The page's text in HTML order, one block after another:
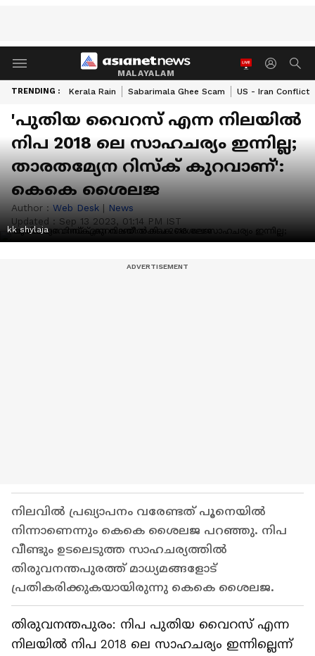
MALAYALAM
TRENDING : Kerala Rain Sabarimala Ghee Scam US - Iran Conflict
'പുതിയ വൈറസ് എന്ന നിലയിൽ
നിപ 2018 ലെ സാഹചര്യം ഇന്നില്ല;
താരതമ്യേന റിസ്ക് കുറവാണ്':
കെകെ ശൈലജ
Author : Web Desk | News
Updated : Sep 13 2023, 01:14 PM IST
kk shylaja
നിലവിൽ പ്രഖ്യാപനം വരേണ്ടത് പൂനെയിൽ
നിന്നാണെന്നും കെകെ ശൈലജ പറഞ്ഞു. നിപ
വീണ്ടും ഉടലെടുത്ത സാഹചര്യത്തിൽ
തിരുവനന്തപുരത്ത് മാധ്യമങ്ങളോട്
പ്രതികരിക്കുകയായിരുന്നു കെകെ ശൈലജ. ‌
തിരുവനന്തപുരം: നിപ പുതിയ വൈറസ് എന്ന
നിലയിൽ നിപ 2018 ലെ സാഹചര്യം ഇന്നില്ലെന്ന്